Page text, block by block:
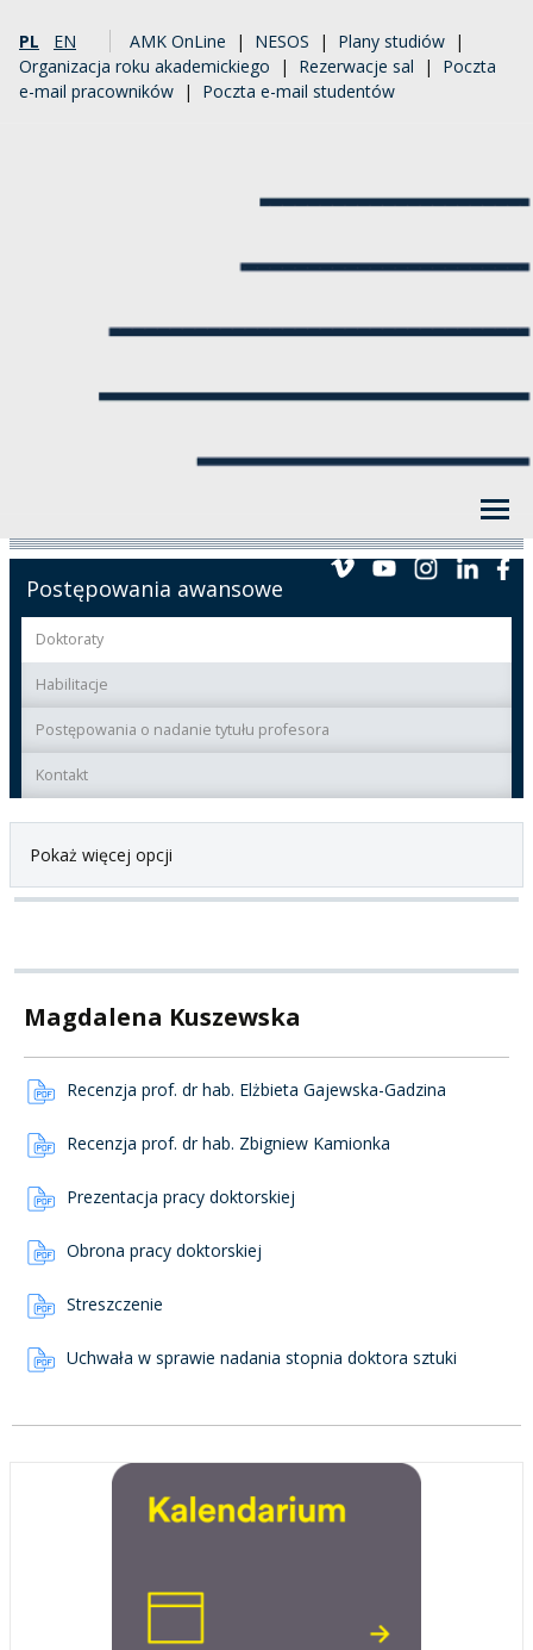
PL EN AMK OnLine | NESOS | Plany studiów |
Organizacja roku akademickiego | Rezerwacje sal | Poczta
e-mail pracowników | Poczta e-mail studentów
Postępowania awansowe
Doktoraty
Habilitacje
Postępowania o nadanie tytułu profesora
Kontakt
Pokaż więcej opcji
Magdalena Kuszewska
Recenzja prof. dr hab. Elżbieta Gajewska-Gadzina
Recenzja prof. dr hab. Zbigniew Kamionka
Prezentacja pracy doktorskiej
Obrona pracy doktorskiej
Streszczenie
Uchwała w sprawie nadania stopnia doktora sztuki